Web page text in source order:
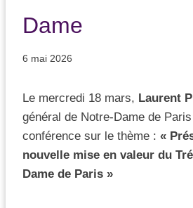
Dame
6 mai 2026
Le mercredi 18 mars, Laurent
général de Notre-Dame de
conférence sur le thème : «
nouvelle mise en valeur du
Dame de Paris »